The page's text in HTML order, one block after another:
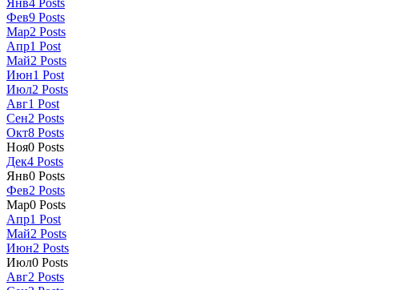
Янв4 Posts
Фев9 Posts
Мар2 Posts
Апр1 Post
Май2 Posts
Июн1 Post
Июл2 Posts
Авг1 Post
Сен2 Posts
Окт8 Posts
Ноя0 Posts
Дек4 Posts
Янв0 Posts
Фев2 Posts
Мар0 Posts
Апр1 Post
Май2 Posts
Июн2 Posts
Июл0 Posts
Авг2 Posts